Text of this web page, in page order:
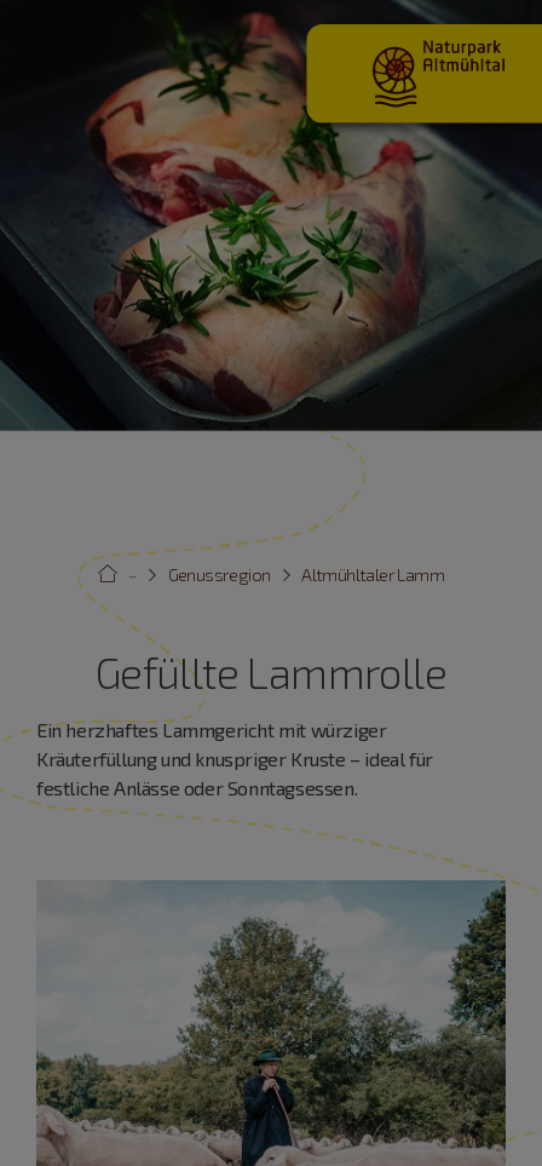
Altmühltaler Lamm
Genussregion
···
Gefüllte Lammrolle
Ein herzhaftes Lammgericht mit würziger
Kräuterfüllung und knuspriger Kruste – ideal für
festliche Anlässe oder Sonntagsessen.